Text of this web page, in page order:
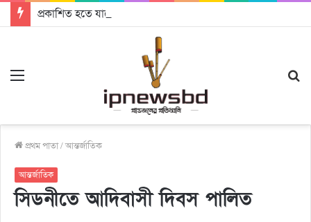
প্রকাশিত হতে যাচ্ছে দি রাবুগার নতুন গান ‘Baljanggi’
প্রথম পাতা/আন্তর্জাতিক
আন্তর্জাতিক
সিডনীতে আদিবাসী দিবস পালিত